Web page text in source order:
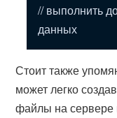
// выполнить
данных
Стоит также
может легко
файлы на сервере